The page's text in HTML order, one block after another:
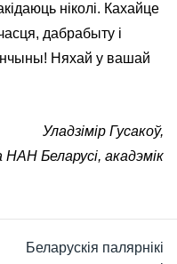
ніколі. Кахайце
дабрабыту і
Няхай у вашай
Уладзімір Гусакоў,
Беларусі, акадэмік
Беларускія палярнікі